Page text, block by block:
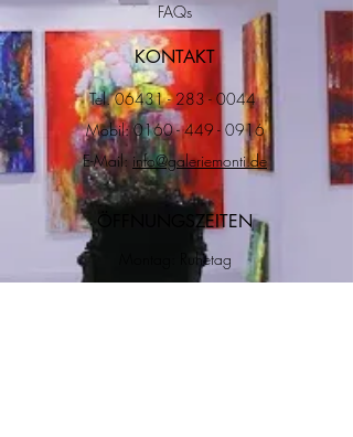
FAQs
KONTAKT
Tel.06431 - 283 - 0044
Mobil:0160 - 449 - 0916
E-Mail: info@galeriemonti.de
ÖFFNUNGSZEITEN
Montag: Ruhetag
Di. - So.: 10 - 18.00 Uhr